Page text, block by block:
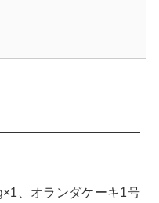
、オランダケーキ1号